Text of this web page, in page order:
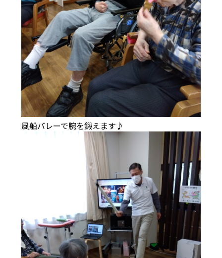
風船バレーで腕を鍛えます♪